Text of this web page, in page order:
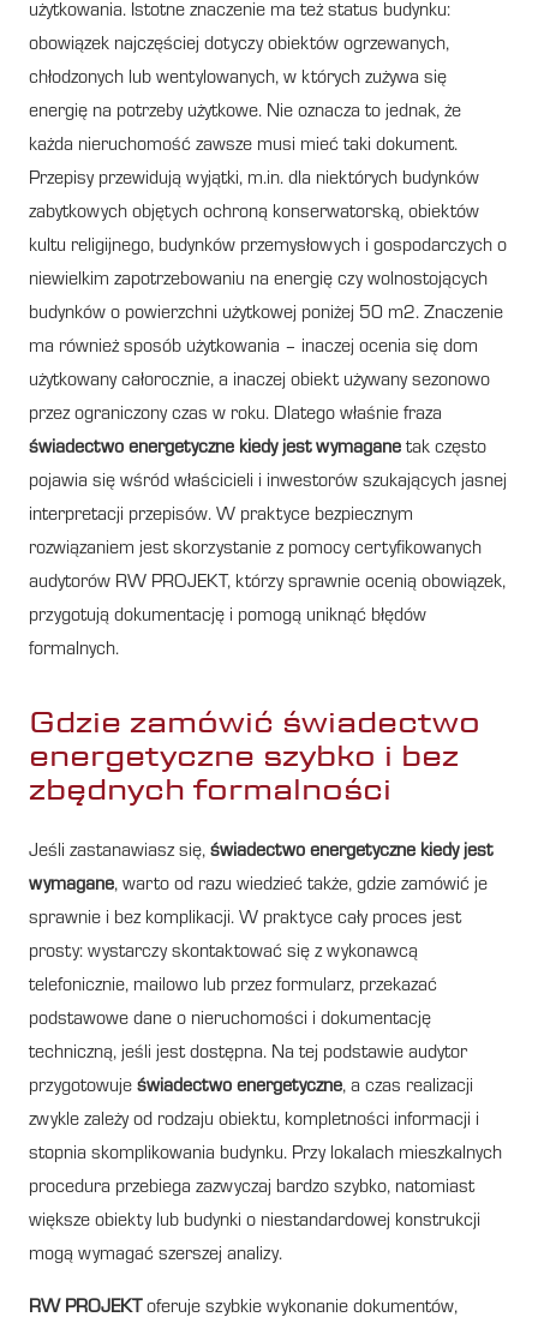
użytkowania. Istotne znaczenie ma też status budynku:
obowiązek najczęściej dotyczy obiektów ogrzewanych,
chłodzonych lub wentylowanych, w których zużywa się
energię na potrzeby użytkowe. Nie oznacza to jednak, że
każda nieruchomość zawsze musi mieć taki dokument.
Przepisy przewidują wyjątki, m.in. dla niektórych budynków
zabytkowych objętych ochroną konserwatorską, obiektów
kultu religijnego, budynków przemysłowych i gospodarczych o
niewielkim zapotrzebowaniu na energię czy wolnostojących
budynków o powierzchni użytkowej poniżej 50 m2. Znaczenie
ma również sposób użytkowania – inaczej ocenia się dom
użytkowany całorocznie, a inaczej obiekt używany sezonowo
przez ograniczony czas w roku. Dlatego właśnie fraza
świadectwo energetyczne kiedy jest wymagane tak często
pojawia się wśród właścicieli i inwestorów szukających jasnej
interpretacji przepisów. W praktyce bezpiecznym
rozwiązaniem jest skorzystanie z pomocy certyfikowanych
audytorów RW PROJEKT, którzy sprawnie ocenią obowiązek,
przygotują dokumentację i pomogą uniknąć błędów
formalnych.
Gdzie zamówić świadectwo
energetyczne szybko i bez
zbędnych formalności
Jeśli zastanawiasz się, świadectwo energetyczne kiedy jest
wymagane, warto od razu wiedzieć także, gdzie zamówić je
sprawnie i bez komplikacji. W praktyce cały proces jest
prosty: wystarczy skontaktować się z wykonawcą
telefonicznie, mailowo lub przez formularz, przekazać
podstawowe dane o nieruchomości i dokumentację
techniczną, jeśli jest dostępna. Na tej podstawie audytor
przygotowuje świadectwo energetyczne, a czas realizacji
zwykle zależy od rodzaju obiektu, kompletności informacji i
stopnia skomplikowania budynku. Przy lokalach mieszkalnych
procedura przebiega zazwyczaj bardzo szybko, natomiast
większe obiekty lub budynki o niestandardowej konstrukcji
mogą wymagać szerszej analizy.
RW PROJEKT oferuje szybkie wykonanie dokumentów,